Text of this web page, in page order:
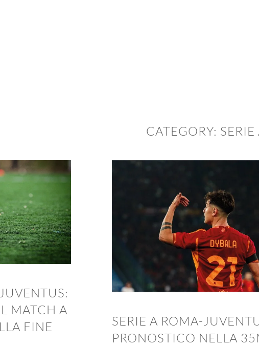
CATEGORY: SERIE
MATCH A
FINE
SERIE A ROMA-
PRONOSTICO NELLA